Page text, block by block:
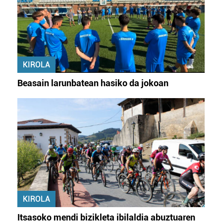
Webgune honek cookie propioak eta hirugarrenen cookie-
fitxategiak erabiltzen ditu. Zure esperientzia eta
zerbitzuak hobetzeko asmoz, cookie teknologiaz
baliatzen gara. Ohar hau onartuz gero, teknologia hori
erabiltzeko baimen esplizitua ematen diguzu.Gehiago
irakurri
KIROLA
Beasain larunbatean hasiko da jokoan
KIROLA
Itsasoko mendi bizikleta ibilaldia abuztuaren